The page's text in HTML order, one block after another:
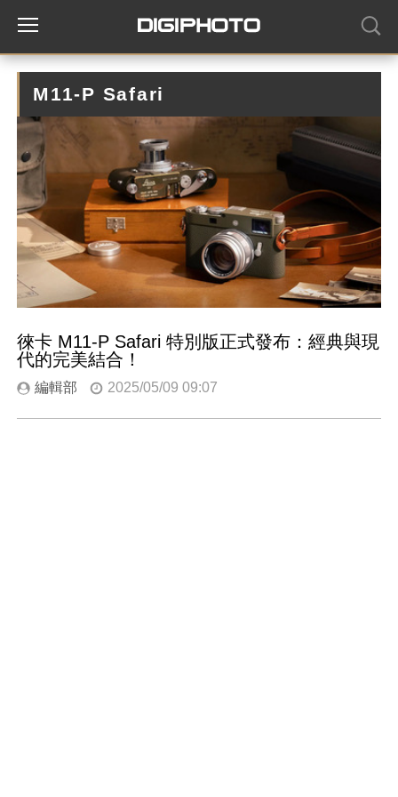
M11-P Safari
徠卡 M11-P Safari 特別版正式發布：經典與現
代的完美結合！
編輯部 2025/05/09 09:07